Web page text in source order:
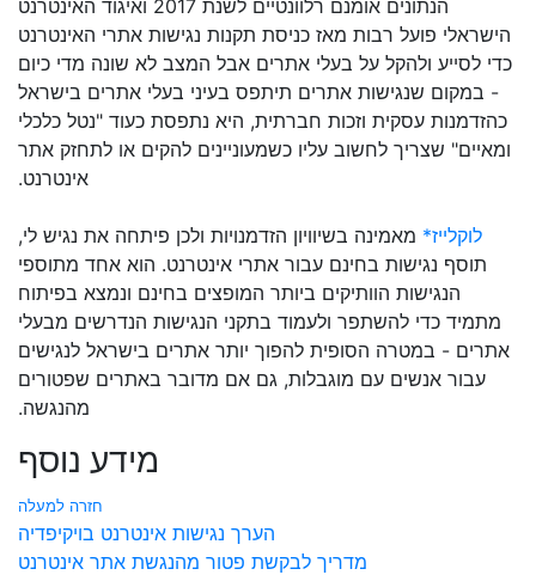
הנתונים אומנם רלוונטיים לשנת 2017 ואיגוד האינטרנט
הישראלי פועל רבות מאז כניסת תקנות נגישות אתרי האינטרנט
כדי לסייע ולהקל על בעלי אתרים אבל המצב לא שונה מדי כיום
- במקום שנגישות אתרים תיתפס בעיני בעלי אתרים בישראל
כהזדמנות עסקית וזכות חברתית, היא נתפסת כעוד "נטל כלכלי
ומאיים" שצריך לחשוב עליו כשמעוניינים להקים או לתחזק אתר
אינטרנט.
לוקלייז* מאמינה בשיוויון הזדמנויות ולכן פיתחה את נגיש לי,
תוסף נגישות בחינם עבור אתרי אינטרנט. הוא אחד מתוספי
הנגישות הוותיקים ביותר המופצים בחינם ונמצא בפיתוח
מתמיד כדי להשתפר ולעמוד בתקני הנגישות הנדרשים מבעלי
אתרים - במטרה הסופית להפוך יותר אתרים בישראל לנגישים
עבור אנשים עם מוגבלות, גם אם מדובר באתרים שפטורים
מהנגשה.
מידע נוסף
חזרה למעלה
הערך נגישות אינטרנט בויקיפדיה
מדריך לבקשת פטור מהנגשת אתר אינטרנט